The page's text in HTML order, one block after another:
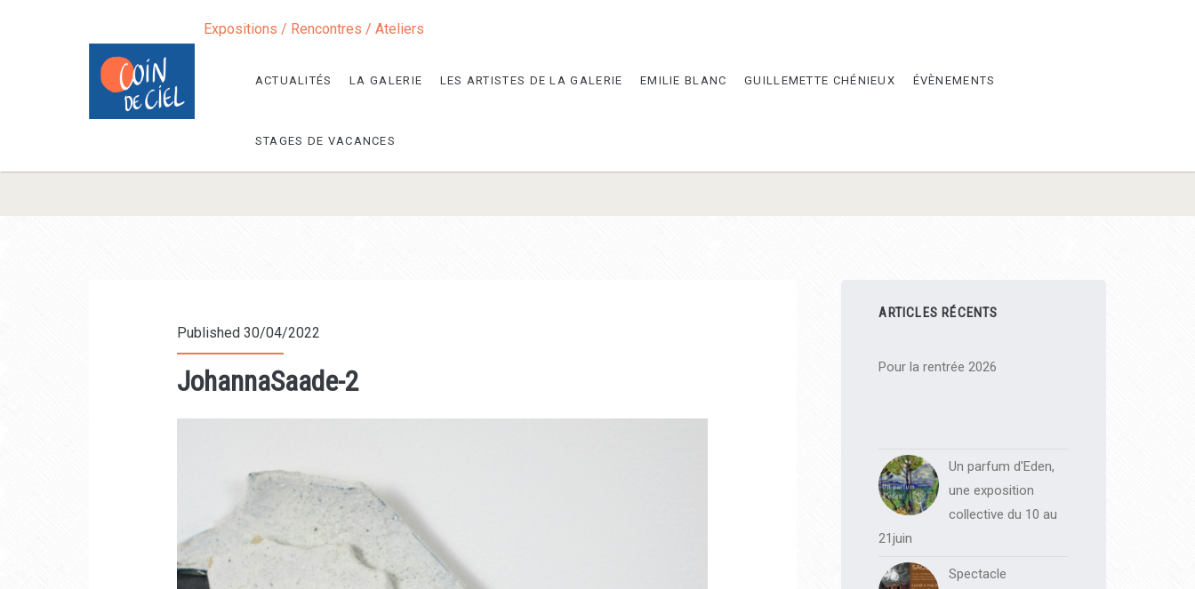
Expositions / Rencontres / Ateliers
ACTUALITÉS LA GALERIE LES ARTISTES DE LA GALERIE EMILIE BLANC GUILLEMETTE CHÉNIEUX ÉVÈNEMENTS
STAGES DE VACANCES
Published 30/04/2022
JohannaSaade-2
Barre
principale
ARTICLES RÉCENTS
Pour la rentrée 2026
Un parfum d'Eden,
une exposition
collective du 10 au
21juin
Spectacle